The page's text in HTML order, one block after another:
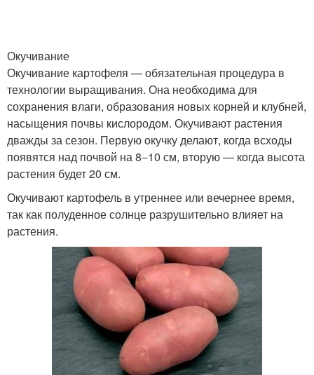
Окучивание
Окучивание картофеля — обязательная процедура в
технологии выращивания. Она необходима для
сохранения влаги, образования новых корней и клубней,
насыщения почвы кислородом. Окучивают растения
дважды за сезон. Первую окучку делают, когда всходы
появятся над почвой на 8−10 см, вторую — когда высота
растения будет 20 см.
Окучивают картофель в утреннее или вечернее время,
так как полуденное солнце разрушительно влияет на
растения.